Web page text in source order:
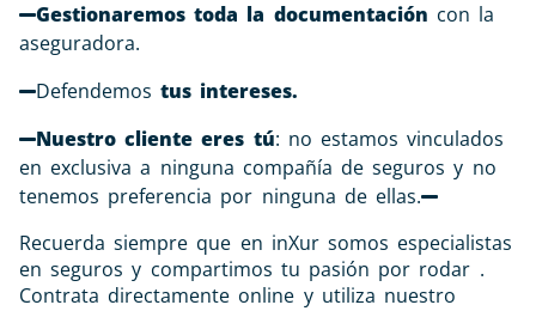
Gestionaremos toda la documentación con la
aseguradora.
Defendemostus intereses.
Nuestro cliente eres tú: no estamos vinculados
en exclusiva a ninguna compañía de seguros y no
tenemos preferencia por ninguna de ellas.
Recuerda siempre que en inXur somos especialistas
en seguros y compartimos tu pasión por rodar .
Contrata directamente online y utiliza nuestro